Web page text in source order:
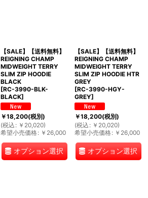
【SALE】【送料無料】
REIGNING CHAMP
MIDWEIGHT TERRY
SLIM ZIP HOODIE
BLACK
[RC-3990-BLK-
BLACK]
￥18,200(税別)
(税込 : ￥ 20,020)
希望小売価格: ￥ 26,000
オプション選択
【SALE】【送料無料】
REIGNING CHAMP
MIDWEIGHT TERRY
SLIM ZIP HOODIE HTR
GREY
[RC-3990-HGY-
GREY]
￥18,200(税別)
(税込 : ￥ 20,020)
希望小売価格: ￥ 26,000
オプション選択